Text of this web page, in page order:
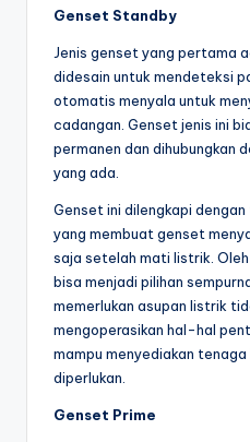
Genset Standby
Jenis genset yang pertama
didesain untuk mendeteksi
otomatis menyala untuk
cadangan. Genset jenis ini
permanen dan dihubungkan
yang ada.
Genset ini dilengkapi
yang membuat genset
saja setelah mati listrik.
bisa menjadi pilihan
memerlukan asupan listrik
mengoperasikan hal-hal
mampu menyediakan
diperlukan.
Genset Prime